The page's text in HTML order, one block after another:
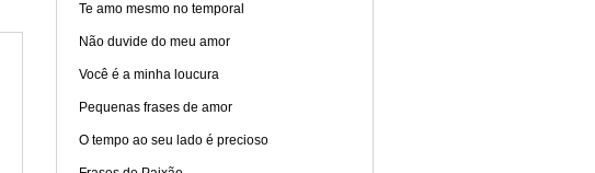
Te amo mesmo no temporal
Não duvide do meu amor
Você é a minha loucura
Pequenas frases de amor
O tempo ao seu lado é precioso